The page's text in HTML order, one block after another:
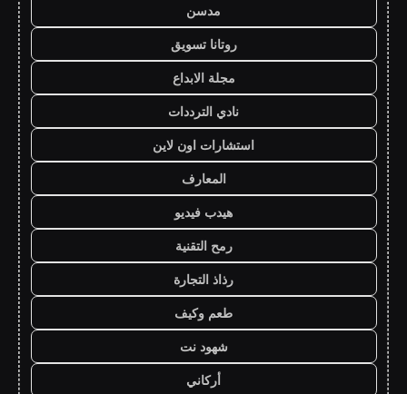
مدسن
روتانا تسويق
مجلة الابداع
نادي الترددات
استشارات اون لاين
المعارف
هيدب فيديو
رمح التقنية
رذاذ التجارة
طعم وكيف
شهود نت
أركاني